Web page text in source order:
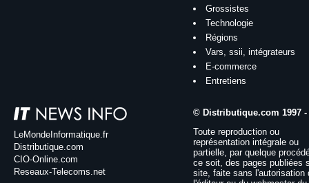
Grossistes
Technologie
Régions
Vars, ssii, intégrateurs
E-commerce
Entretiens
LeMondeInformatique.fr
Distributique.com
CIO-Online.com
Reseaux-Telecoms.net
© Distributique.com 1997 -
Toute reproduction ou
représentation intégrale ou
partielle, par quelque
ce soit, des pages publiées
site, faite sans l'autorisation